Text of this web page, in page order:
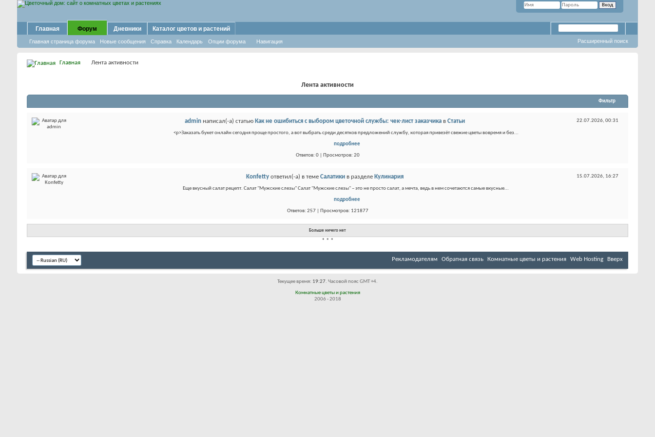
Главная Форум
Главная страница форума Новые сообщения Справка Календарь Опции форума Навигация
Дневники Каталог цветов и растений
Расширенный поиск
Главная Лента активности
Лента активности
Фильтр
22.07.2026, 00:31
admin написал(-а) статью Как не ошибиться с выбором цветочной службы: чек-лист заказчика в Статьи
<p>Заказать букет онлайн сегодня проще простого, а вот выбрать среди десятков предложений службу, которая привезёт свежие цветы вовремя и без...
подробнее
Ответов: 0 | Просмотров: 20
15.07.2026, 16:27
Konfetty ответил(-а) в теме Салатики в разделе Кулинария
Еще вкусный салат рецепт. Салат "Мужские слезы" Салат "Мужские слезы" – это не просто салат, а мечта, ведь в нем сочетаются самые вкусные...
подробнее
Ответов: 257 | Просмотров: 121877
Больше ничего нет
* * *
Рекламодателям Обратная связь Комнатные цветы и растения Web Hosting Вверх
Текущее время: 19:27. Часовой пояс GMT +4.
Комнатные цветы и растения
2006 - 2018